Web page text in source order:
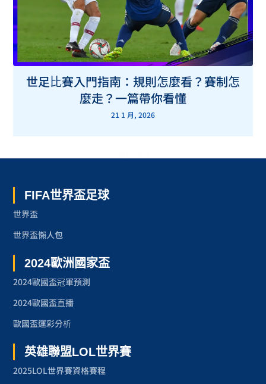
世足比賽入門指南：規則怎麼看？賽制怎
麼走？一篇帶你看懂
21 1 月, 2026
FIFA世界盃足球
世界盃
世界盃懶人包
2024歐洲國家盃
2024歐國盃冠軍預測
2024歐國盃直播
歐國盃運彩分析
英雄聯盟LOL世界賽
2025LOL世界賽資格賽程